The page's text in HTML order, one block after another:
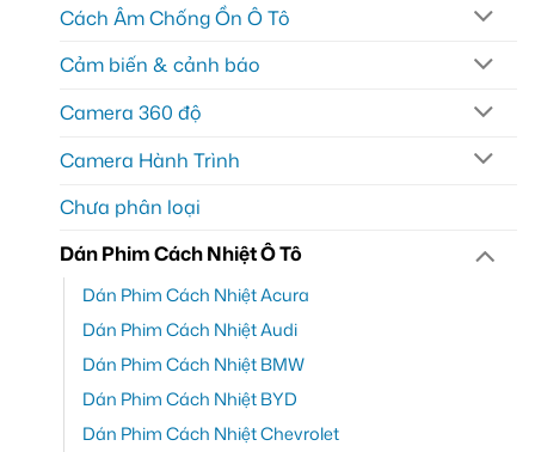
Cách Âm Chống Ồn Ô Tô
Cảm biến & cảnh báo
Camera 360 độ
Camera Hành Trình
Chưa phân loại
Dán Phim Cách Nhiệt Ô Tô
Dán Phim Cách Nhiệt Acura
Dán Phim Cách Nhiệt Audi
Dán Phim Cách Nhiệt BMW
Dán Phim Cách Nhiệt BYD
Dán Phim Cách Nhiệt Chevrolet